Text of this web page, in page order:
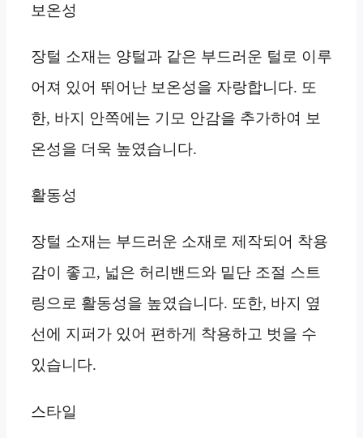
보온성
장털 소재는 양털과 같은 부드러운 털로 이루
어져 있어 뛰어난 보온성을 자랑합니다. 또
한, 바지 안쪽에는 기모 안감을 추가하여 보
온성을 더욱 높였습니다.
활동성
장털 소재는 부드러운 소재로 제작되어 착용
감이 좋고, 넓은 허리밴드와 밑단 조절 스트
링으로 활동성을 높였습니다. 또한, 바지 옆
선에 지퍼가 있어 편하게 착용하고 벗을 수
있습니다.
스타일